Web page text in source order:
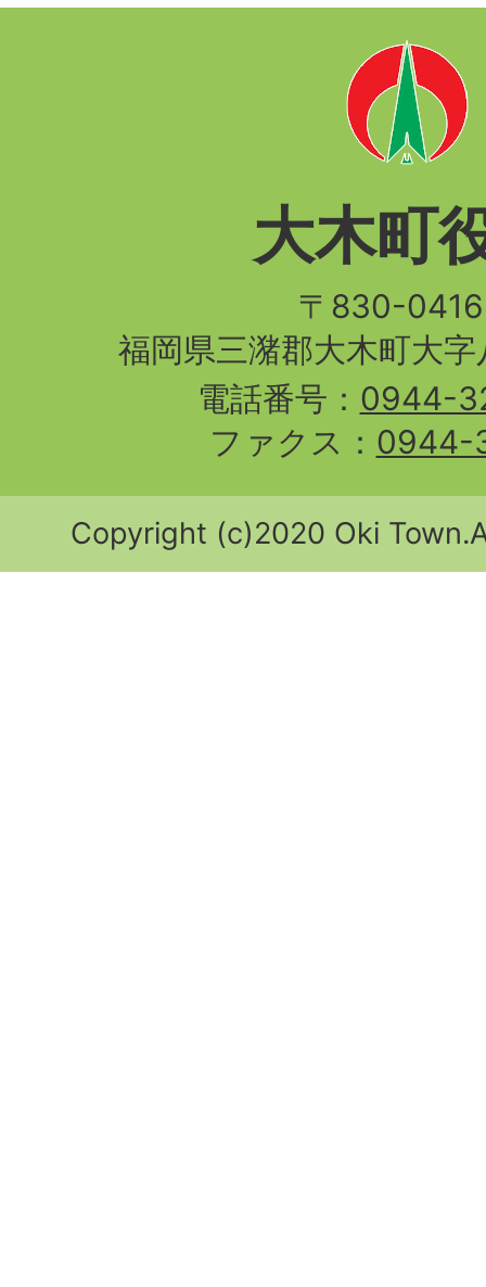
大木町
〒830-
福岡県三潴郡大木町大
電話番号： 0944-
ファクス： 0944-
Copyright (c)2020 Oki